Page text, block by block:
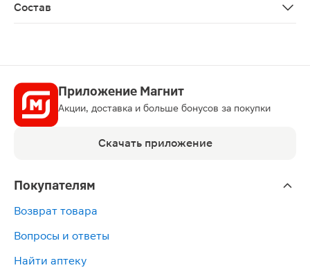
Состав
Приложение Магнит
Акции, доставка и больше бонусов за покупки
Скачать приложение
Покупателям
Возврат товара
Вопросы и ответы
Найти аптеку